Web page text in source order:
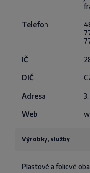
Telefon
IČ
DIČ
Adresa
Web
Výrobky, služby
Plastové a foliové